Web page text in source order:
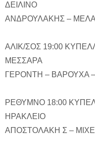
ΔΕΙΛΙΝΟ
ΑΝΔΡΟΥΛΑΚΗΣ –
ΑΛΙΚ/ΣΟΣ 19:00
ΜΕΣΣΑΡΑ
ΓΕΡΟΝΤΗ – ΒΑΡΟΥΧΑ
ΡΕΘΥΜΝΟ 18:00
ΗΡΑΚΛΕΙΟ
ΑΠΟΣΤΟΛΑΚΗ Σ –